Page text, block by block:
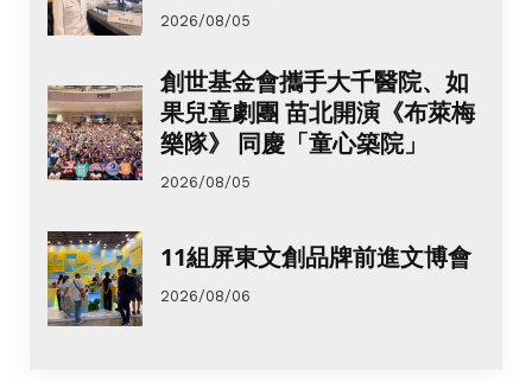
2026/08/05
創世基金會攜手大千醫院、如
果兒童劇團 苗北開演《布萊梅
樂隊》 同慶「童心築院」
2026/08/05
11組屏東文創品牌前進文博會
2026/08/06